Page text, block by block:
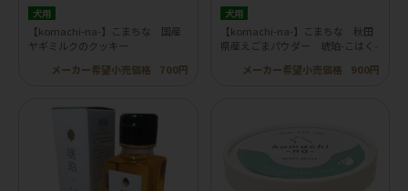
犬用
【komachi-na-】こまちな 国産
ヤギミルクのクッキー
メーカー希望小売価格
700円
犬用
【komachi-na-】こまちな 秋田
県産えごまパウダー 琥珀-こはく-
メーカー希望小売価格
900円